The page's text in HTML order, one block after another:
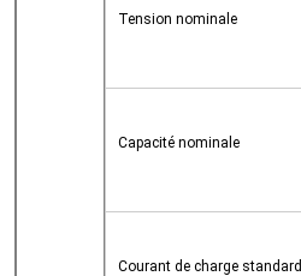
Tension nominale
Capacité nominale
Courant de charge standard